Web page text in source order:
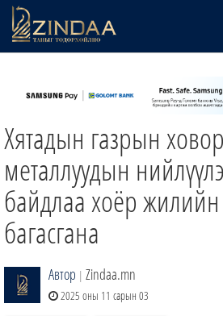
ТВ8
ӨГЛӨӨНИЙ СОНИН
АУДИО ЗОХИОЛ
ЗИНДАА СЭТГҮҮЛ
Хятадын газрын ховор
металлуудын
байдлаа хоёр
багасгана
Автор | Zindaa.mn
2025 оны 11 сарын 03